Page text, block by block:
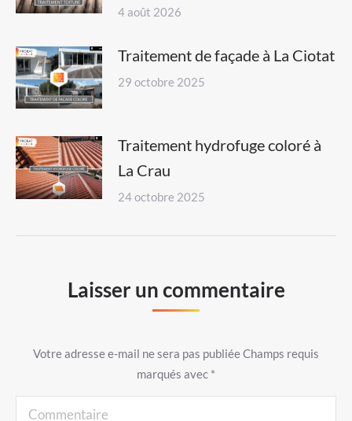
4 août 2026
Traitement de façade à La Ciotat
29 octobre 2025
Traitement hydrofuge coloré à
La Crau
24 octobre 2025
Laisser un commentaire
Votre adresse e-mail ne sera pas publiée Champs requis
marqués avec *
Commentaire